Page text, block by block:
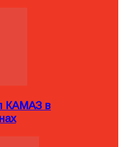
КАМАЗ в